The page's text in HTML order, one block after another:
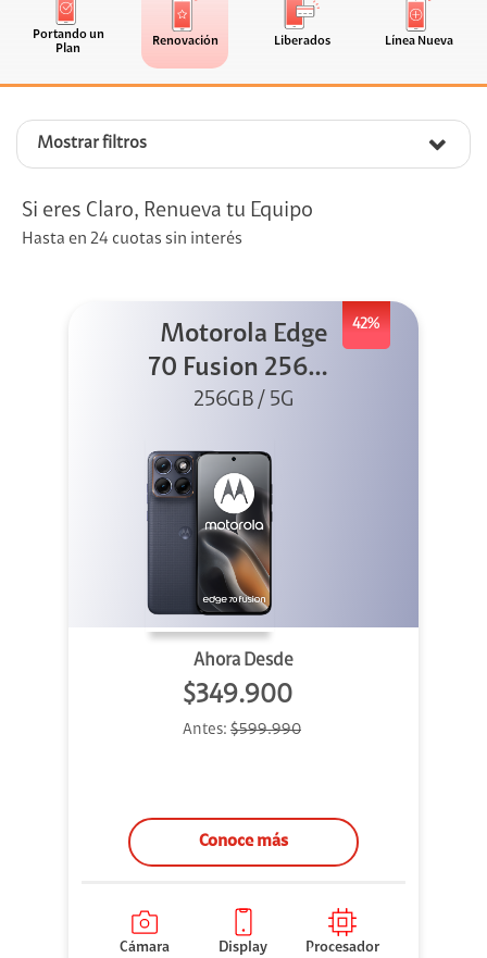
Portando un
Plan
Renovación Liberados Línea Nueva
Mostrar filtros
Si eres Claro, Renueva tu Equipo
Hasta en 24 cuotas sin interés
42%
Motorola Edge
70 Fusion 256GB
Azul
256GB / 5G
Ahora Desde
$349.900
Antes: $599.990
Conoce más
Cámara
Display
Procesador